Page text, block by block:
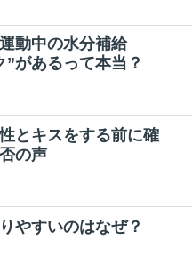
動中の水分補給
”があるって本当？
とキスをする前に確
の声
やすいのはなぜ？